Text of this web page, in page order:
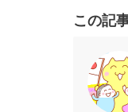
この記